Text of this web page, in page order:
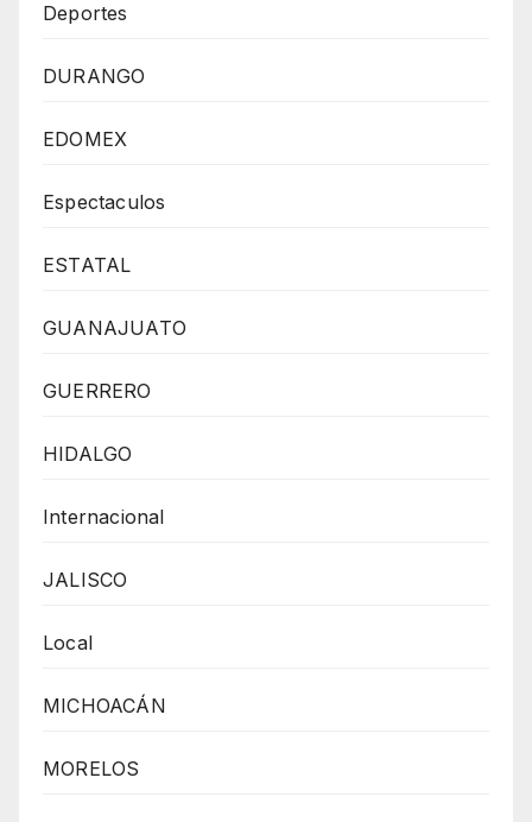
Deportes
DURANGO
EDOMEX
Espectaculos
ESTATAL
GUANAJUATO
GUERRERO
HIDALGO
Internacional
JALISCO
Local
MICHOACÁN
MORELOS